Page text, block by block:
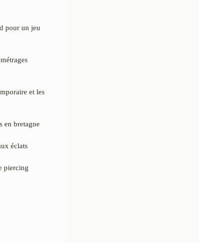
pour un jeu
et les
en bretagne
éclats
piercing